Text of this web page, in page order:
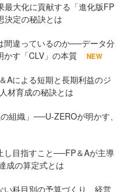
最大化に貢献する「進化版FP
決定の秘訣とは
間違っているのか──データ分
かす「CLV」の本質
NEW
Aによる短期と長期利益のジ
材育成の秘訣とは
組織」──U-ZEROが明かす、
し目指すこと──FP＆Aが主導
成の算定式とは
い科目別の予算づくり 経営